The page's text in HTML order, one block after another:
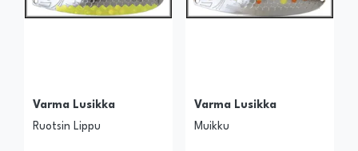
Varma Lusikka
Ruotsin Lippu
Varma Lusikka
Muikku